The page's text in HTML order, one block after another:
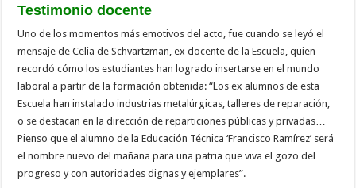
Testimonio docente
Uno de los momentos más emotivos del acto, fue cuando se leyó el
mensaje de Celia de Schvartzman, ex docente de la Escuela, quien
recordó cómo los estudiantes han logrado insertarse en el mundo
laboral a partir de la formación obtenida: “Los ex alumnos de esta
Escuela han instalado industrias metalúrgicas, talleres de reparación,
o se destacan en la dirección de reparticiones públicas y privadas…
Pienso que el alumno de la Educación Técnica ‘Francisco Ramírez’ será
el nombre nuevo del mañana para una patria que viva el gozo del
progreso y con autoridades dignas y ejemplares”.